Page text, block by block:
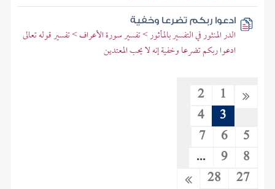
ادعوا ربكم تضرعا وخفية
الدر المنثور في التفسير بالمأثور > تفسير سورة الأعراف > تفسير قوله تعالى
ادعوا ربكم تضرعا وخفية إنه لا يحب المعتدين
1
2
3
4
5
6
7
8
9
...
27
28